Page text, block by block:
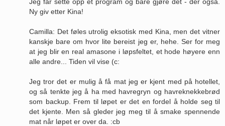
Ny giv etter Kina!
Camilla: Det føles utrolig eksotisk med Kina, men det vitner
kanskje bare om hvor lite bereist jeg er, hehe. Ser for meg
at jeg blir en real amasone i løpsfeltet, et hode høyere enn
alle andre... Tiden vil vise (c:
Jeg tror det er mulig å få mat jeg er kjent med på hotellet,
og så tenkte jeg å ha med havregryn og havreknekkebrød
som backup. Frem til løpet er det en fordel å holde seg til
det kjente. Men så gleder jeg meg til å smake spennende
mat når løpet er over da. :cb